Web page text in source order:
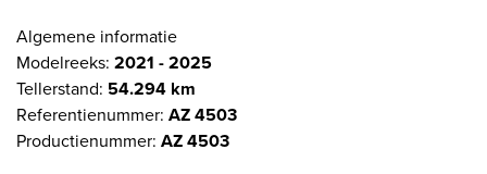
Algemene informatie
Modelreeks: 2021 - 2025
Tellerstand: 54.294 km
Referentienummer: AZ 4503
Productienummer: AZ 4503